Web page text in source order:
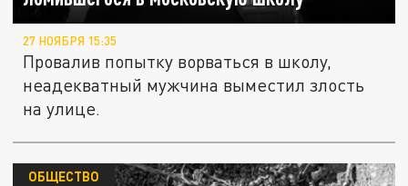
27 НОЯБРЯ 15:35
Провалив попытку ворваться в школу,
неадекватный мужчина выместил злость
на улице.
ОБЩЕСТВО